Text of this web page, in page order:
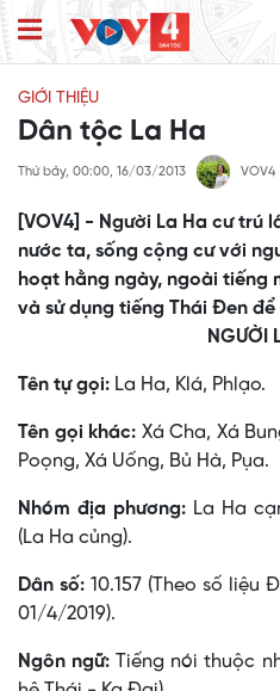
GIỚI THIỆU
Dân tộc La Ha
Thứ bảy, 00:00, 16/03/2013 VOV4
[VOV4] - Người La Ha cư trú
nước ta, sống cộng cư với
hoạt hằng ngày, ngoài tiếng
và sử dụng tiếng Thái Đen
NGƯỜI
Tên tự gọi: La Ha, Klá, Phlạo.
Tên gọi khác: Xá Cha, Xá
Poọng, Xá Uống, Bủ Hà, Pụa.
Nhóm địa phương: La Ha
(La Ha củng).
Dân số: 10.157 (Theo số liệu
01/4/2019).
Ngôn ngữ: Tiếng nói thuộc